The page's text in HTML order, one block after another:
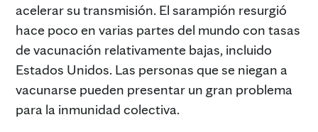
acelerar su transmisión. El sarampión resurgió
hace poco en varias partes del mundo con tasas
de vacunación relativamente bajas, incluido
Estados Unidos. Las personas que se niegan a
vacunarse pueden presentar un gran problema
para la inmunidad colectiva.